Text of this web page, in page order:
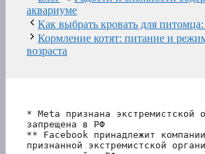
аквариуме
Как выбрать кровать для
Кормление котят: питание и
возраста
* Meta признана экстремистской
запрещена в РФ
** Facebook принадлежит
признанной экстремистской